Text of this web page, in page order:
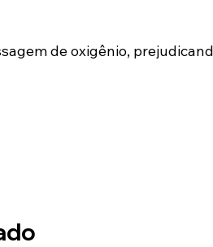
de oxigênio,